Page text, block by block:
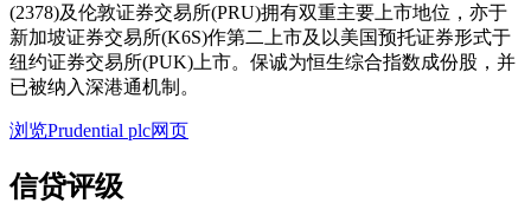
(2378)及伦敦证券交易所(PRU)拥有双重主要上市地位，亦于
新加坡证券交易所(K6S)作第二上市及以美国预托证券形式于
纽约证券交易所(PUK)上市。保诚为恒生综合指数成份股，并
已被纳入深港通机制。
浏览Prudential plc网页
信贷评级